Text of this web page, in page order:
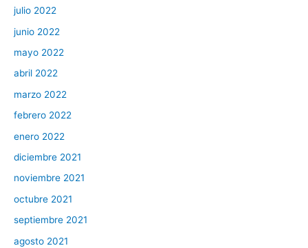
julio 2022
junio 2022
mayo 2022
abril 2022
marzo 2022
febrero 2022
enero 2022
diciembre 2021
noviembre 2021
octubre 2021
septiembre 2021
agosto 2021